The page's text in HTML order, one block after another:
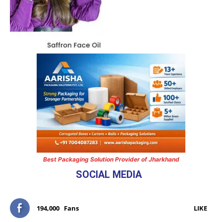
Best Packaging Solution Provider of Jharkhand
SOCIAL MEDIA
194,000 Fans LIKE